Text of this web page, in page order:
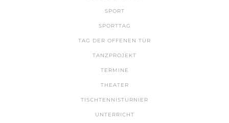
SPORT
SPORTTAG
TAG DER OFFENEN TÜR
TANZPROJEKT
TERMINE
THEATER
TISCHTENNISTURNIER
UNTERRICHT